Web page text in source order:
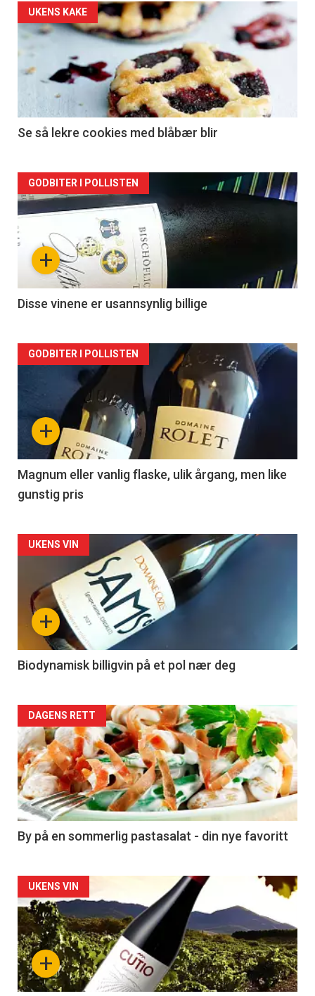
UKENS KAKE
Se så lekre cookies med blåbær blir
Forsiden
akkurat
nå
2
+
GODBITER I POLLISTEN
Disse vinene er usannsynlig billige
Forsiden
akkurat
nå
3
+
GODBITER I POLLISTEN
Magnum eller vanlig flaske, ulik årgang, men like
gunstig pris
Forsiden
akkurat
nå
4
+
UKENS VIN
Biodynamisk billigvin på et pol nær deg
Forsiden
akkurat
nå
-
5
DAGENS RETT
By på en sommerlig pastasalat - din nye favoritt
Forsiden
akkurat
nå
-
+
UKENS VIN